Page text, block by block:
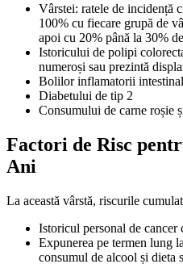
Vârstei: ratele de incidență
100% cu fiecare grupă de
apoi cu 20% până la 30%
Istoricului de polipi
numeroși sau prezintă
Bolilor inflamatorii
Diabetului de tip 2
Consumului de carne roșie
Factori de Risc
Ani
La această vârstă, riscurile
Istoricul personal de cancer
Expunerea pe termen lung
consumul de alcool și dieta